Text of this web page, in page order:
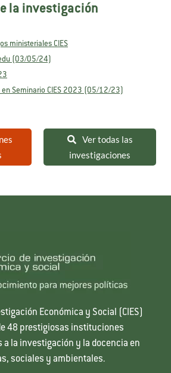
la investigación
ministeriales CIES
(03/05/24)
Seminario CIES 2023 (05/12/23)
Ver todas las
investigaciones
Económica y Social (CIES)
48 prestigiosas instituciones
a la investigación y la docencia en
sociales y ambientales.